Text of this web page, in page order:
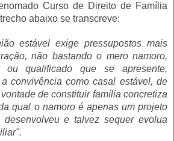
Curso de Direito de Família
abaixo se transcreve:
estável exige pressupostos mais
não bastando o mero namoro,
ou qualificado que se apresente,
convivência como casal estável, de
de constituir família concretiza
qual o namoro é apenas um projeto
e talvez sequer evolua